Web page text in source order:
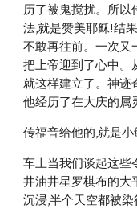
历了被鬼搅扰。所以
法,就是赞美耶稣!结
不敢再往前。一次又
把上帝迎到了心中。
就这样建立了。神迹
他经历了在大庆的属
传福音给他的,就是小
车上当我们谈起这些
井油井星罗棋布的大
沉浸,半个天空都被染